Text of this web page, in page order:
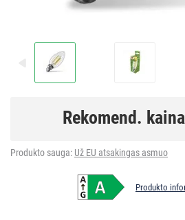
Rekomend.
Produkto sauga: Už EU atsakingas asmuo
Produkto